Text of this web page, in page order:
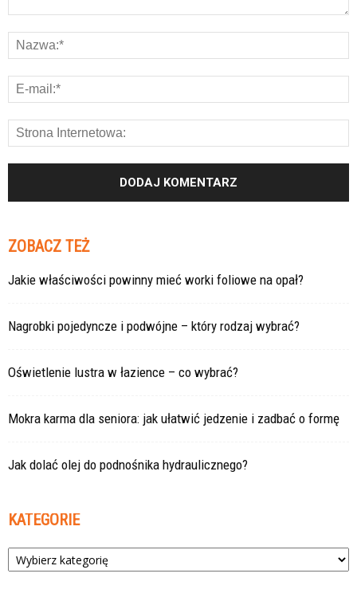
ZOBACZ TEŻ
Jakie właściwości powinny mieć worki foliowe na opał?
Nagrobki pojedyncze i podwójne – który rodzaj wybrać?
Oświetlenie lustra w łazience – co wybrać?
Mokra karma dla seniora: jak ułatwić jedzenie i zadbać o formę
Jak dolać olej do podnośnika hydraulicznego?
KATEGORIE
Kategorie